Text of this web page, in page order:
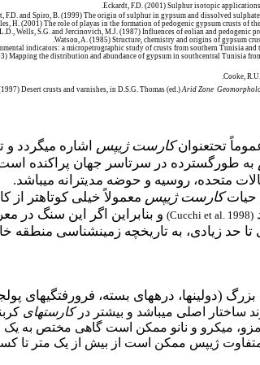
Eckardt, F.D. (2001) Sulphur isotopic
F.D. and Spiro, B. (1999) The origin of sulphur in gypsum and dissolved
H. (2001) The role of playas in the formation of pedogenic gypsum crusts of
Wells, S.G. and Jercinovich, M.J. (1987) Influences of eolian and pedogenic
Watson, A. (1985) Structure, chemistry and origins of gypsum
Mapping the distribution and abundance of gypsum in southcentral Tunisia
Cooke,
Desert crusts and varnishes, in D.S.G. Thomas (ed.) Arid Zone
تحت­عنوانکارست ژیپس اشاره می­گردد
متحده، روسیه و حوضه مدیترانه می­باشد.
حیاتکارست ژیپس معمولاً خیلی کوتاه­تر
(Cucchi et al. 1998) و بنابراین اگر این سنگ در
تا حد زیادی، به تاریخچه زمین­شناسی
(دولین­ها، دره­های بسته، فرورفتگی­های
ساختار اصلی می­باشد و بیشتر درکارست­های
میکرو و نانو ممکن است گاهی مختص به
ژیپس ممکن است از بیش از یک متر تا کسری